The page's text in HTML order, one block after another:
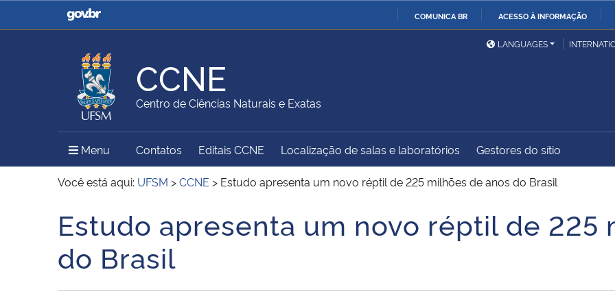
COMUNICA BR ACESSO À INFORMAÇÃO
Casa Civil
Ministério da Justiça e
Ministério da Defesa
Ministério das Relações
Exteriores
Ministério da Agricultura,
Pecuária e Abastecimento
Ministério da Educação
Ministério do Meio Ambiente Ministério do Turismo
Ministério do
Desenvolvimento Regional
Controladoria-Geral da
União
Secretaria de Governo
Gabinete de Segurança
Advocacia-Geral da União Banco Central do Brasil
LANGUAGES
CCNE
Centro de Ciências Naturais e Exatas
Menu Menu Principal do Sítio
Contatos Editais CCNE Localização de salas e laboratórios Gestores do sítio
Você está aqui: UFSM >CCNE > Estudo apresenta um novo réptil de 225 milhões de anos do Brasil
Início do conteúdo
Estudo apresenta um novo réptil de 225
do Brasil